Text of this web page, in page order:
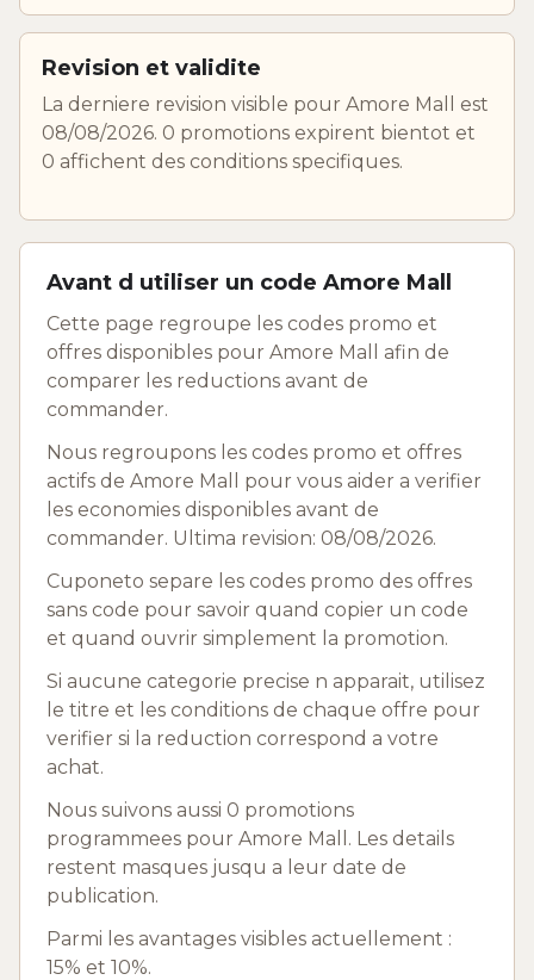
Revision et validite
La derniere revision visible pour Amore Mall est
08/08/2026. 0 promotions expirent bientot et
0 affichent des conditions specifiques.
Avant d utiliser un code Amore Mall
Cette page regroupe les codes promo et
offres disponibles pour Amore Mall afin de
comparer les reductions avant de
commander.
Nous regroupons les codes promo et offres
actifs de Amore Mall pour vous aider a verifier
les economies disponibles avant de
commander. Ultima revision: 08/08/2026.
Cuponeto separe les codes promo des offres
sans code pour savoir quand copier un code
et quand ouvrir simplement la promotion.
Si aucune categorie precise n apparait, utilisez
le titre et les conditions de chaque offre pour
verifier si la reduction correspond a votre
achat.
Nous suivons aussi 0 promotions
programmees pour Amore Mall. Les details
restent masques jusqu a leur date de
publication.
Parmi les avantages visibles actuellement :
15% et 10%.